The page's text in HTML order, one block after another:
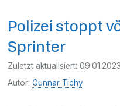
Polizei stoppt
Sprinter
Zuletzt aktualisiert:
Autor:Gunnar Tichy